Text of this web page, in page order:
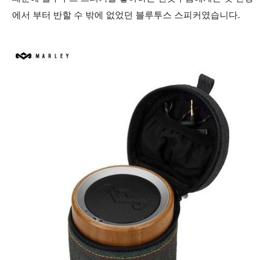
에서 부터 반할 수 밖에 없었던 블루투스 스피커였습니다.